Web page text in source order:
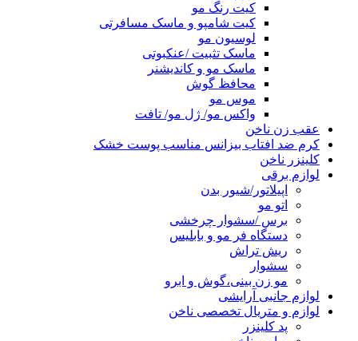
کیت رنگ مو
کیت شامپو و ماسک مسافرتی
لوسیون مو
ماسک تثبیت /عنکبوتی
ماسک مو و کاندیشنر
محافظ گوش
موس مو
واکس مو/ ژل مو/ تافت
عقب زن ناخن
کرم ضد افتاب بیزانس مناسب پوست خشک
کلینزر ناخن
لوازم برقی
اپیلاتور/شیور بدن
اتو مو
برس /سشوار چرخشی
دستگاه فر مو و بابلیس
ریش تراش
سشوار
مو زن بینی،گوش و ابرو
لوازم جانبی آرایشی
لوازم و متریال تخصصی ناخن
پد کلینزر